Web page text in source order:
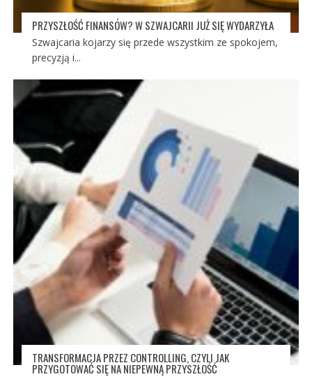
PRZYSZŁOŚĆ FINANSÓW? W SZWAJCARII JUŻ SIĘ WYDARZYŁA
Szwajcaria kojarzy się przede wszystkim ze spokojem,
precyzją i...
TRANSFORMACJA PRZEZ CONTROLLING, CZYLI JAK
PRZYGOTOWAĆ SIĘ NA NIEPEWNĄ PRZYSZŁOŚĆ